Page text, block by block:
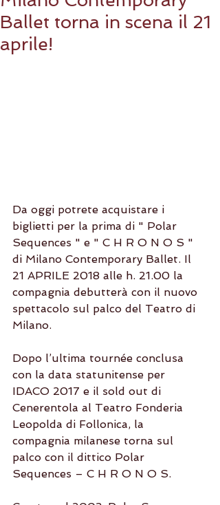
Ballet torna in scena il 21
aprile!
Da oggi potrete acquistare i
biglietti per la prima di " Polar
Sequences " e " C H R O N O S "
di Milano Contemporary Ballet. Il
21 APRILE 2018 alle h. 21.00 la
compagnia debutterà con il nuovo
spettacolo sul palco del Teatro di
Milano.
Dopo l’ultima tournée conclusa
con la data statunitense per
IDACO 2017 e il sold out di
Cenerentola al Teatro Fonderia
Leopolda di Follonica, la
compagnia milanese torna sul
palco con il dittico Polar
Sequences – C H R O N O S.